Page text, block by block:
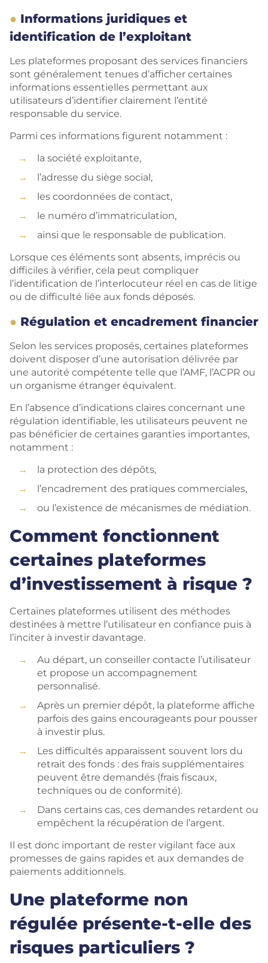
Informations juridiques et
identification de l’exploitant
Les plateformes proposant des services financiers
sont généralement tenues d’afficher certaines
informations essentielles permettant aux
utilisateurs d’identifier clairement l’entité
responsable du service.
Parmi ces informations figurent notamment :
la société exploitante,
l’adresse du siège social,
les coordonnées de contact,
le numéro d’immatriculation,
ainsi que le responsable de publication.
Lorsque ces éléments sont absents, imprécis ou
difficiles à vérifier, cela peut compliquer
l’identification de l’interlocuteur réel en cas de litige
ou de difficulté liée aux fonds déposés.
Régulation et encadrement financier
Selon les services proposés, certaines plateformes
doivent disposer d’une autorisation délivrée par
une autorité compétente telle que l’AMF, l’ACPR ou
un organisme étranger équivalent.
En l’absence d’indications claires concernant une
régulation identifiable, les utilisateurs peuvent ne
pas bénéficier de certaines garanties importantes,
notamment :
la protection des dépôts,
l’encadrement des pratiques commerciales,
ou l’existence de mécanismes de médiation.
Comment fonctionnent
certaines plateformes
d’investissement à risque ?
Certaines plateformes utilisent des méthodes
destinées à mettre l’utilisateur en confiance puis à
l’inciter à investir davantage.
Au départ, un conseiller contacte l’utilisateur
et propose un accompagnement
personnalisé.
Après un premier dépôt, la plateforme affiche
parfois des gains encourageants pour pousser
à investir plus.
Les difficultés apparaissent souvent lors du
retrait des fonds : des frais supplémentaires
peuvent être demandés (frais fiscaux,
techniques ou de conformité).
Dans certains cas, ces demandes retardent ou
empêchent la récupération de l’argent.
Il est donc important de rester vigilant face aux
promesses de gains rapides et aux demandes de
paiements additionnels.
Une plateforme non
régulée présente-t-elle des
risques particuliers ?